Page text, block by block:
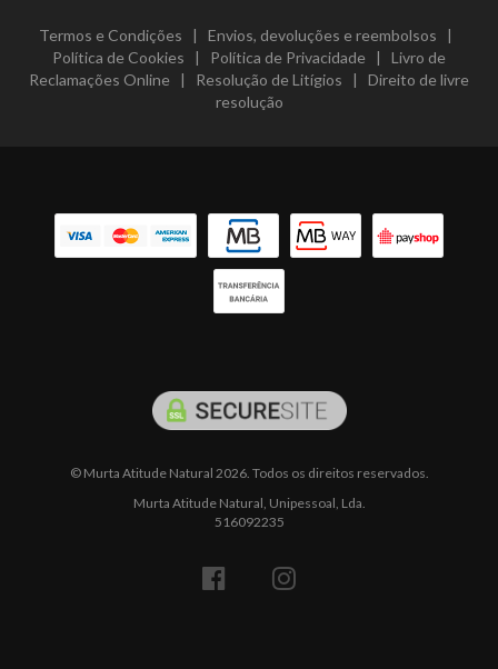
Termos e Condições | Envios, devoluções e reembolsos |
Política de Cookies | Política de Privacidade | Livro de
Reclamações Online | Resolução de Litígios | Direito de livre
resolução
© Murta Atitude Natural 2026. Todos os direitos reservados.
Murta Atitude Natural, Unipessoal, Lda.
516092235